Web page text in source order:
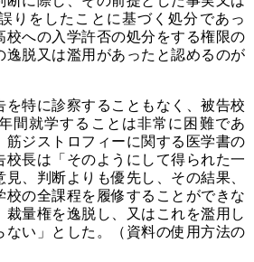
りをしたことに基づく処分であっ
校への入学許否の処分をする権限の
逸脱又は濫用があったと認めるのが
特に診察することもなく、被告校
間就学することは非常に困難であ
筋ジストロフィーに関する医学書の
校長は「そのようにして得られた一
、判断よりも優先し、その結果、
校の全課程を履修することができな
裁量権を逸脱し、又はこれを濫用し
ない」とした。（資料の使用方法の